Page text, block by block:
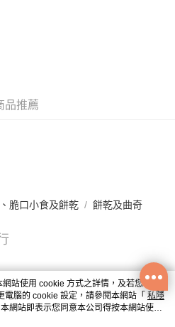
以上免運費
品推薦
脆口小食及餅乾 餅乾及曲奇
站使用 cookie 方式之詳情，及若您不希
腦的 cookie 設定，請參閱本網站「 私隱
網站即表示您同意本公司得按本網站使用